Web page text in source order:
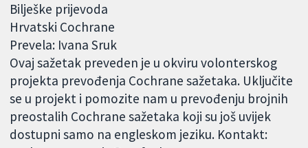
Bilješke prijevoda
Hrvatski Cochrane
Prevela: Ivana Sruk
Ovaj sažetak preveden je u okviru volonterskog
projekta prevođenja Cochrane sažetaka. Uključite
se u projekt i pomozite nam u prevođenju brojnih
preostalih Cochrane sažetaka koji su još uvijek
dostupni samo na engleskom jeziku. Kontakt: